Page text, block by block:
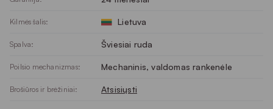
Kilmės šalis: Lietuva
Spalva: Šviesiai ruda
Poilsio mechanizmas: Mechaninis, valdomas rankenėle
Brošiūros ir brėžiniai: Atsisiųsti